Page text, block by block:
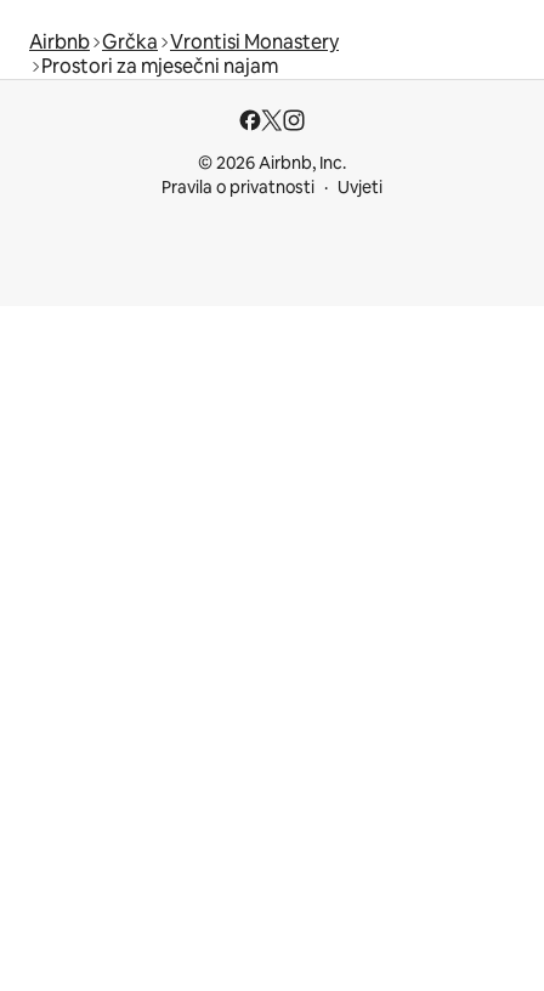
Airbnb Grčka Vrontisi Monastery
Prostori za mjesečni najam
© 2026 Airbnb, Inc.
Pravila o privatnosti
Uvjeti